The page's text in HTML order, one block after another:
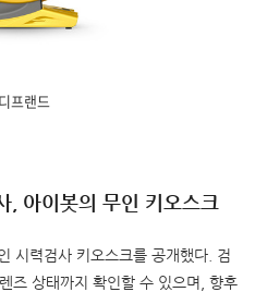
프랜드
, 아이봇의 무인 키오스크
시력검사 키오스크를 공개했다. 검
즈 상태까지 확인할 수 있으며, 향후